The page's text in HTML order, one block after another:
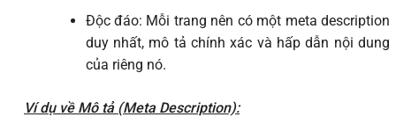
Độc đáo: Mỗi trang nên có một meta description
duy nhất, mô tả chính xác và hấp dẫn nội dung
của riêng nó.
Ví dụ về Mô tả (Meta Description):